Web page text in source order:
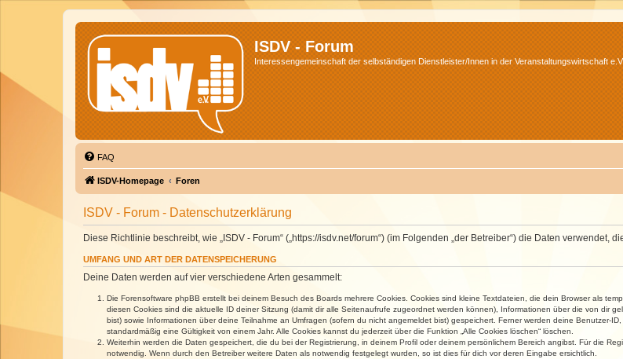
ISDV - Forum
Interessengemeinschaft der selbständigen Dienstleister/Innen in der Veranstaltungswirtschaft e.V.
FAQ
ISDV-Homepage Foren
ISDV - Forum - Datenschutzerklärung
Diese Richtlinie beschreibt, wie „ISDV - Forum“ („https://isdv.net/forum“) (im Folgenden „der Betreiber“) die Daten
UMFANG UND ART DER DATENSPEICHERUNG
Deine Daten werden auf vier verschiedene Arten gesammelt:
Die Forensoftware phpBB erstellt bei deinem Besuch des Boards mehrere Cookies. Cookies sind kleine Textdateien, die dein Browser als
diesen Cookies sind die aktuelle ID deiner Sitzung (damit dir alle Seitenaufrufe zugeordnet werden können), Informationen über die von dir
bist) sowie Informationen über deine Teilnahme an Umfragen (sofern du nicht angemeldet bist) gespeichert. Ferner werden deine Benutzer-
standardmäßig eine Gültigkeit von einem Jahr. Alle Cookies kannst du jederzeit über die Funktion „Alle Cookies löschen“ löschen.
Weiterhin werden die Daten gespeichert, die du bei der Registrierung, in deinem Profil oder deinem persönlichem Bereich angibst. Für die
notwendig. Wenn durch den Betreiber weitere Daten als notwendig festgelegt wurden, so ist dies für dich vor deren Eingabe ersichtlich.